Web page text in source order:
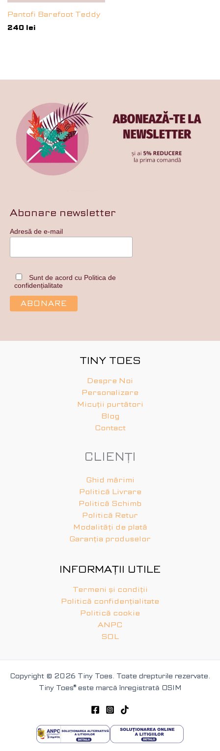
Pantofi Barefoot Teddy
240 lei
Abonare newsletter
Adresă de e-mail
Sunt de acord cu Politica de
confidențialitate
TINY TOES
Despre Noi
Personalizare
Micuții purtători
Blog
Contact
CLIENȚI
Ghid mărimi
Politică Livrare
Politică Schimb
Politică Retur
Modalități de plată
Garanția produselor
INFORMAȚII UTILE
Termeni și condiții
Politică confidențialitate
Politică cookie
ANPC
SOL
Copyright © 2026 Tiny Toes. Toate drepturile rezervate.
Tiny Toes®este marcă înregistrată OSIM